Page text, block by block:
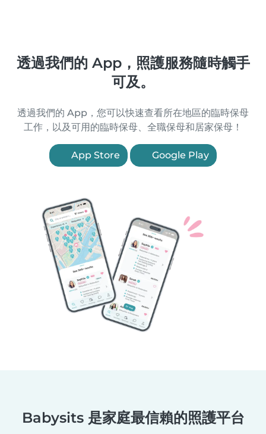
透過我們的 App，照護服務隨時觸手
可及。
透過我們的 App，您可以快速查看所在地區的臨時保母
工作，以及可用的臨時保母、全職保母和居家保母！
App Store Google Play
Babysits 是家庭最信賴的照護平台